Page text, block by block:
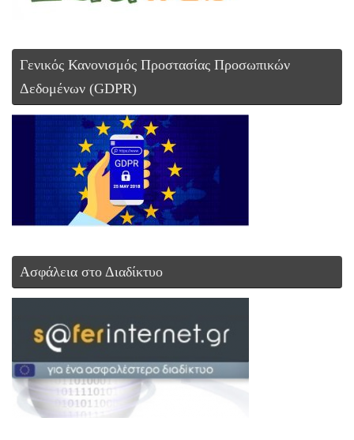
Γενικός Κανονισμός Προστασίας Προσωπικών
Δεδομένων (GDPR)
Ασφάλεια στο Διαδίκτυο